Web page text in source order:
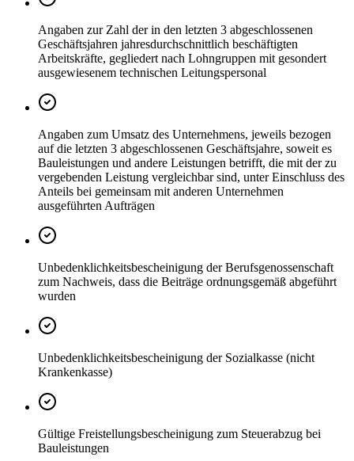
Angaben zur Zahl der in den letzten 3 abgeschlossenen
Geschäftsjahren jahresdurchschnittlich beschäftigten
Arbeitskräfte, gegliedert nach Lohngruppen mit gesondert
ausgewiesenem technischen Leitungspersonal
Angaben zum Umsatz des Unternehmens, jeweils bezogen
auf die letzten 3 abgeschlossenen Geschäftsjahre, soweit es
Bauleistungen und andere Leistungen betrifft, die mit der zu
vergebenden Leistung vergleichbar sind, unter Einschluss des
Anteils bei gemeinsam mit anderen Unternehmen
ausgeführten Aufträgen
Unbedenklichkeitsbescheinigung der Berufsgenossenschaft
zum Nachweis, dass die Beiträge ordnungsgemäß abgeführt
wurden
Unbedenklichkeitsbescheinigung der Sozialkasse (nicht
Krankenkasse)
Gültige Freistellungsbescheinigung zum Steuerabzug bei
Bauleistungen